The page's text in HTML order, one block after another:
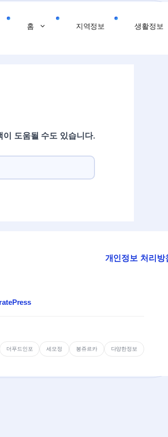
홈 지역정보 생활정보
도움될 수도 있습니다.
개인정보 처리방
더푸드인포 세모정 봉쥬르카 다양한정보